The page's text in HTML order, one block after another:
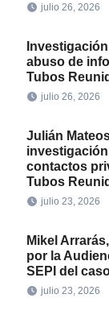
julio 26, 2026
abuso de
Tubos
julio 26, 2026
Julián
contactos
Tubos
julio 23, 2026
Mikel
por la
SEPI del
julio 23, 2026